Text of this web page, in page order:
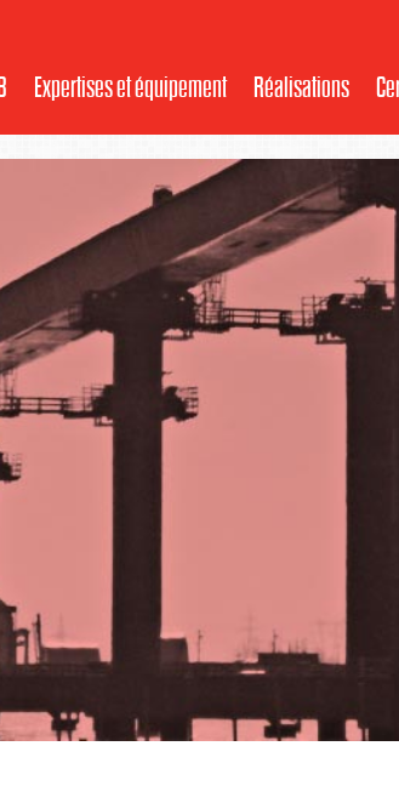
Expertises et équipement Réalisations